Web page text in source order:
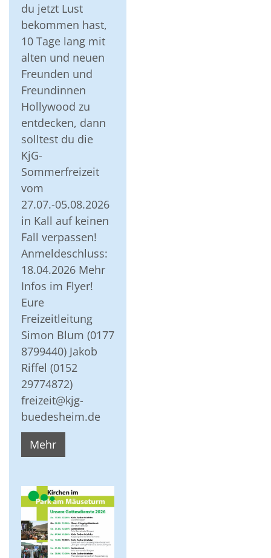
du jetzt Lust
bekommen hast,
10 Tage lang mit
alten und neuen
Freunden und
Freundinnen
Hollywood zu
entdecken, dann
solltest du die
KjG-
Sommerfreizeit
vom
27.07.-05.08.2026
in Kall auf keinen
Fall verpassen!
Anmeldeschluss:
18.04.2026 Mehr
Infos im Flyer!
Eure
Freizeitleitung
Simon Blum (0177
8799440) Jakob
Riffel (0152
29774872)
freizeit@kjg-
buedesheim.de
Mehr